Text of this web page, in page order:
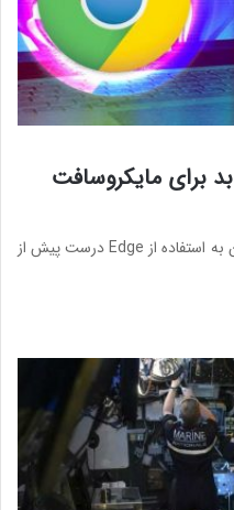
برای مایکروسافت
تبلیغات جدید ویندوز برای ترغیب کاربران به استفاده از Edge درست پیش از